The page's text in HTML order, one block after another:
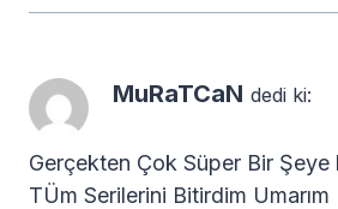
MuRaTCaN dedi ki:
Gerçekten Çok Süper Bir
TÜm Serilerini Bitirdim Umarım